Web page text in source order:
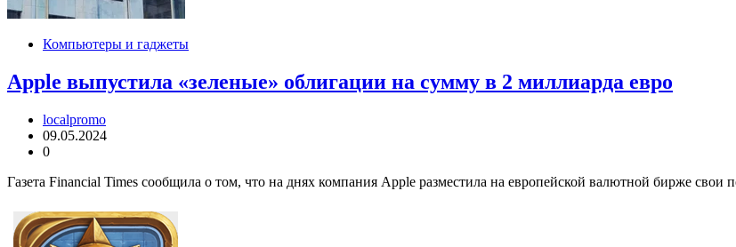
Компьютеры и гаджеты
Apple выпустила «зеленые» облигации на сумму в 2 миллиарда евро
localpromo
09.05.2024
0
Газета Financial Times сообщила о том, что на днях компания Apple разместила на европейской валютной бирже